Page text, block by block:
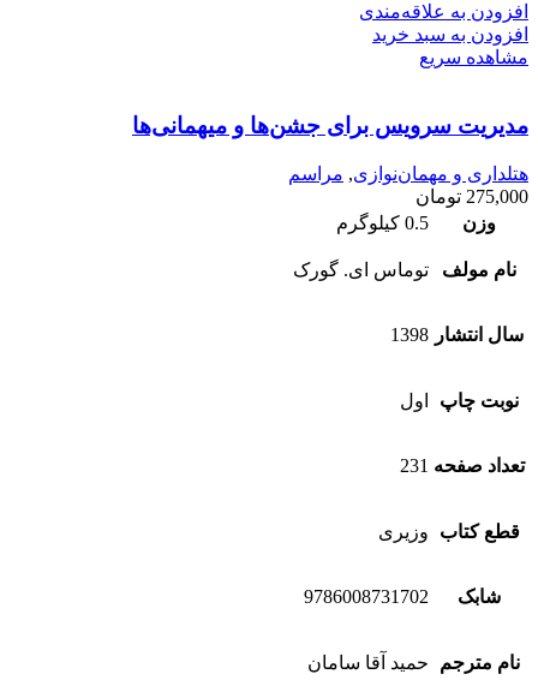
افزودن به علاقه‌مندی
افزودن به سبد خرید
مشاهده سریع
مدیریت سرویس برای جشن‌ها و میهمانی‌ها
هتلداری و مهمان‌نوازی, مراسم
275,000 تومان
وزن
0.5 کیلوگرم
نام مولف توماس ای. گورک
سال انتشار 1398
نوبت چاپ اول
تعداد صفحه 231
قطع کتاب وزیری
شابک 9786008731702
نام مترجم حمید آقا سامان